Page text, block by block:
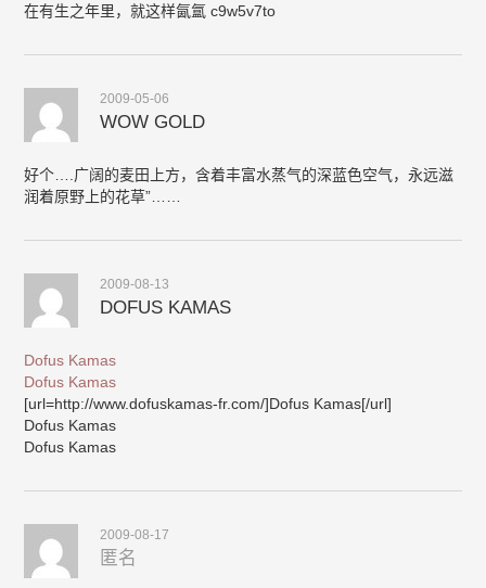
在有生之年里，就这样氤氲 c9w5v7to
2009-05-06
WOW GOLD
好个….广阔的麦田上方，含着丰富水蒸气的深蓝色空气，永远滋
润着原野上的花草”……
2009-08-13
DOFUS KAMAS
Dofus Kamas
Dofus Kamas
[url=http://www.dofuskamas-fr.com/]Dofus Kamas[/url]
Dofus Kamas
Dofus Kamas
2009-08-17
匿名